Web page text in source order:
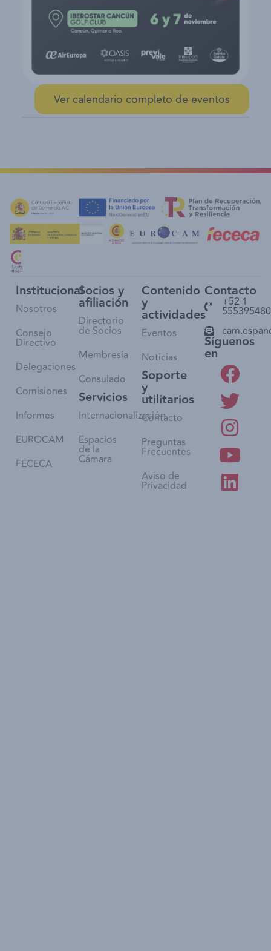
Ver calendario completo de eventos
Institucional
Nosotros
Consejo
Directivo
Delegaciones
Comisiones
Informes
EUROCAM
FECECA
Socios y
afiliación
Directorio
de Socios
Membresía
Consulado
Servicios
Internacionalización
Espacios
de la
Cámara
Contenido
y
actividades
Eventos
Noticias
Soporte
y
utilitarios
Contacto
Preguntas
Frecuentes
Aviso de
Privacidad
Contacto
+52 1
Síguenos
en